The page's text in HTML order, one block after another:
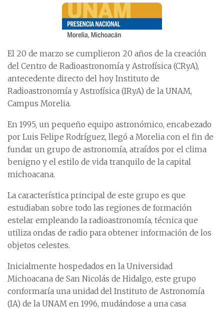
El 20 de marzo se cumplieron 20 años de la creación
del Centro de Radioastronomía y Astrofísica (CRyA),
antecedente directo del hoy Instituto de
Radioastronomía y Astrofísica (IRyA) de la UNAM,
Campus Morelia.
En 1995, un pequeño equipo astronómico, encabezado
por Luis Felipe Rodríguez, llegó a Morelia con el fin de
fundar un grupo de astronomía, atraídos por el clima
benigno y el estilo de vida tranquilo de la capital
michoacana.
La característica principal de este grupo es que
estudiaban sobre todo las regiones de formación
estelar empleando la radioastronomía, técnica que
utiliza ondas de radio para obtener información de los
objetos celestes.
Inicialmente hospedados en la Universidad
Michoacana de San Nicolás de Hidalgo, este grupo
conformaría una unidad del Instituto de Astronomía
(IA) de la UNAM en 1996, mudándose a una casa